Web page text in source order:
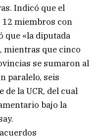
Indicó que el
miembros con
que «la diputada
mientras que cinco
se sumaron al
paralelo, seis
la UCR, del cual
bajo la